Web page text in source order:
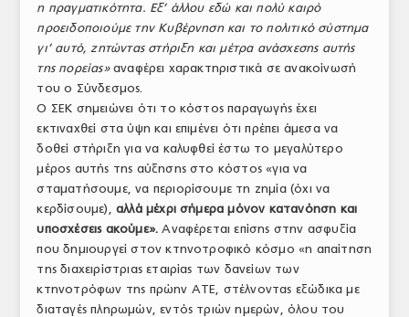
ΤΟ ΠΕΡΙΟΔΙΚΟ
Profile
ΑΡΧΕΙΟ ΤΕΥΧΩΝ
η πραγματικότητα. Εξ’ άλλου εδώ και πολύ καιρό
προειδοποιούμε την Κυβέρνηση και το πολιτικό σύστημα
γι’ αυτό, ζητώντας στήριξη και μέτρα ανάσχεσης αυτής
της πορείας»αναφέρει χαρακτηριστικά σε ανακοίνωσή
του ο Σύνδεσμος.
Ο ΣΕΚ σημειώνει ότι το κόστος παραγωγής έχει
εκτιναχθεί στα ύψη και επιμένει ότι πρέπει άμεσα να
δοθεί στήριξη για να καλυφθεί έστω το μεγαλύτερο
μέρος αυτής της αύξησης στο κόστος «για να
σταματήσουμε, να περιορίσουμε τη ζημία (όχι να
κερδίσουμε), αλλά μέχρι σήμερα μόνον κατανόηση και
υποσχέσεις ακούμε».Αναφέρεται επίσης στην ασφυξία
που δημιουργεί στον κτηνοτροφικό κόσμο «η απαίτηση
της διαχειρίστριας εταιρίας των δανείων των
κτηνοτρόφων της πρώην ΑΤΕ, στέλνοντας εξώδικα με
διαταγές πληρωμών, εντός τριών ημερών, όλου του